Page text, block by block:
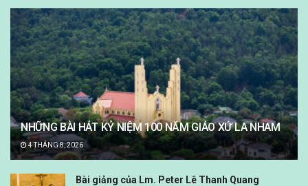
NHỮNG BÀI HÁT KỶ NIỆM 100 NĂM GIÁO XỨ LA NHAM
4 THÁNG 8, 2026
Bài giảng của Lm. Peter Lê Thanh Quang